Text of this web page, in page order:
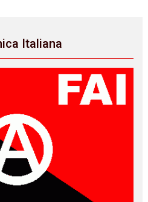
Italiana